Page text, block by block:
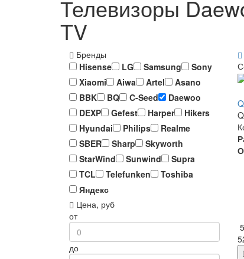
Телевизоры
TV
Бренды
Hisense
LG Samsung
Sony
Xiaomi
Aiwa Artel
Asano
BBK
BQ C-Seed
Daewoo
DEXP
Gefest Harper
Hikers
Hyundai
Philips
Realme
SBER
Sharp
Skyworth
StarWind
Sunwind
Supra
TCL
Telefunken
Toshiba
Яндекс
Цена, руб
от
до